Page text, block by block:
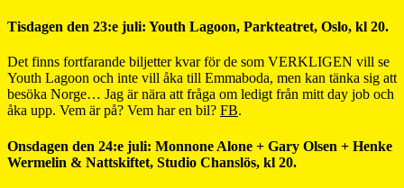
Tisdagen den 23:e juli: Youth Lagoon, Parkteatret, Oslo, kl 20.
Det finns fortfarande biljetter kvar för de som VERKLIGEN vill se
Youth Lagoon och inte vill åka till Emmaboda, men kan tänka sig att
besöka Norge… Jag är nära att fråga om ledigt från mitt day job och
åka upp. Vem är på? Vem har en bil? FB.
Onsdagen den 24:e juli: Monnone Alone + Gary Olsen + Henke
Wermelin & Nattskiftet, Studio Chanslös, kl 20.